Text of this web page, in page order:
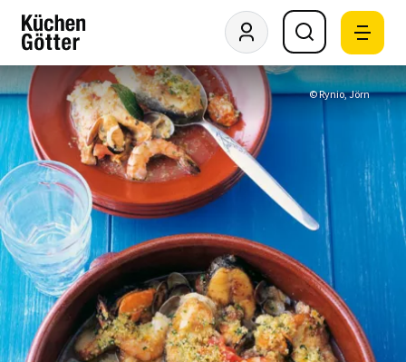
© Rynio, Jörn